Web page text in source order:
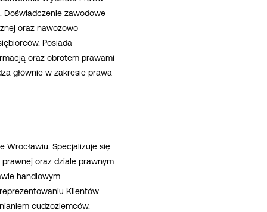
Doświadczenie zawodowe
oraz nawozowo-
Posiada
oraz obrotem prawami
głównie w zakresie prawa
Wrocławiu. Specjalizuje się
oraz dziale prawnym
handlowym
Klientów
cudzoziemców.